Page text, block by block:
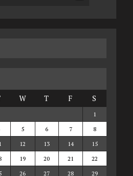
W T F S
1
5 6 7
8
12 13 14
15
19 20 21
22
26 27 28
29